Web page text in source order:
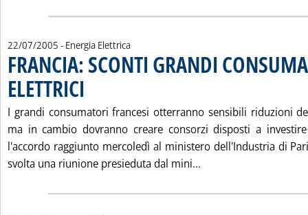
22/07/2005 - Energia Elettrica
FRANCIA: SCONTI GRANDI
ELETTRICI
I grandi consumatori francesi otterranno sensibili riduzioni
ma in cambio dovranno creare consorzi disposti a
l'accordo raggiunto mercoledì al ministero dell'Industria di
svolta una riunione presieduta dal mini...